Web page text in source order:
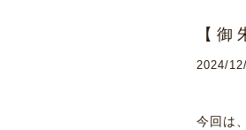
【
2024/
今回は